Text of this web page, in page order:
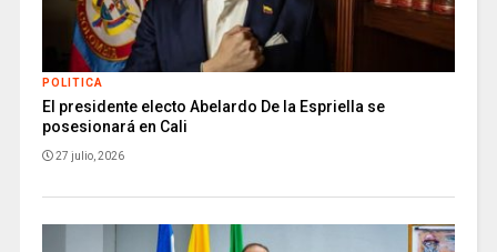
POLITICA
El presidente electo Abelardo De la Espriella se
posesionará en Cali
27 julio, 2026